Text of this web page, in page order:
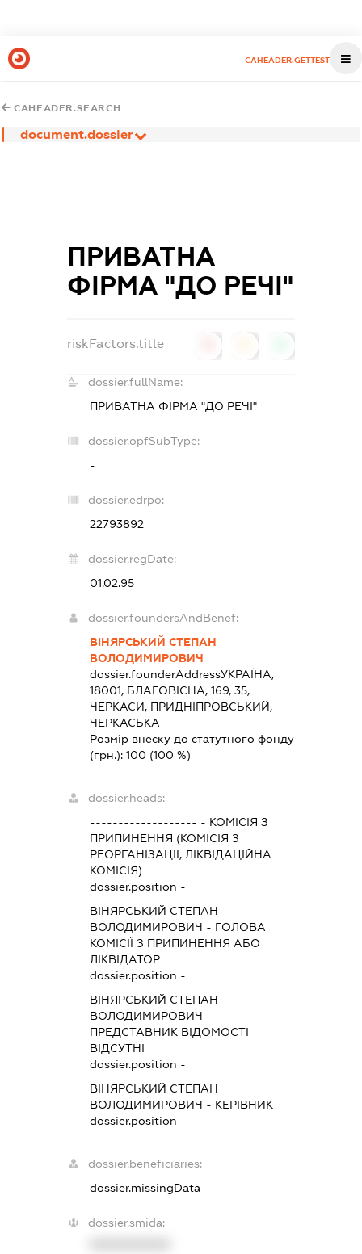
CAHEADER.GETTEST
CAHEADER.SEARCH
document.dossier
ПРИВАТНА
ФІРМА "ДО РЕЧІ"
riskFactors.title
dossier.fullName:
ПРИВАТНА ФІРМА "ДО РЕЧІ"
dossier.opfSubType:
-
dossier.edrpo:
22793892
dossier.regDate:
01.02.95
dossier.foundersAndBenef:
ВІНЯРСЬКИЙ СТЕПАН
ВОЛОДИМИРОВИЧ
dossier.founderAddressУКРАЇНА,
18001, БЛАГОВІСНА, 169, 35,
ЧЕРКАСИ, ПРИДНІПРОВСЬКИЙ,
ЧЕРКАСЬКА
Розмір внеску до статутного фонду
(грн.): 100 (100 %)
dossier.heads:
------------------- - КОМІСІЯ З
ПРИПИНЕННЯ (КОМІСІЯ З
РЕОРГАНІЗАЦІЇ, ЛІКВІДАЦІЙНА
КОМІСІЯ)
dossier.position -
ВІНЯРСЬКИЙ СТЕПАН
ВОЛОДИМИРОВИЧ - ГОЛОВА
КОМІСІЇ З ПРИПИНЕННЯ АБО
ЛІКВІДАТОР
dossier.position -
ВІНЯРСЬКИЙ СТЕПАН
ВОЛОДИМИРОВИЧ -
ПРЕДСТАВНИК ВІДОМОСТІ
ВІДСУТНІ
dossier.position -
ВІНЯРСЬКИЙ СТЕПАН
ВОЛОДИМИРОВИЧ - КЕРІВНИК
dossier.position -
dossier.beneficiaries:
dossier.missingData
dossier.smida: